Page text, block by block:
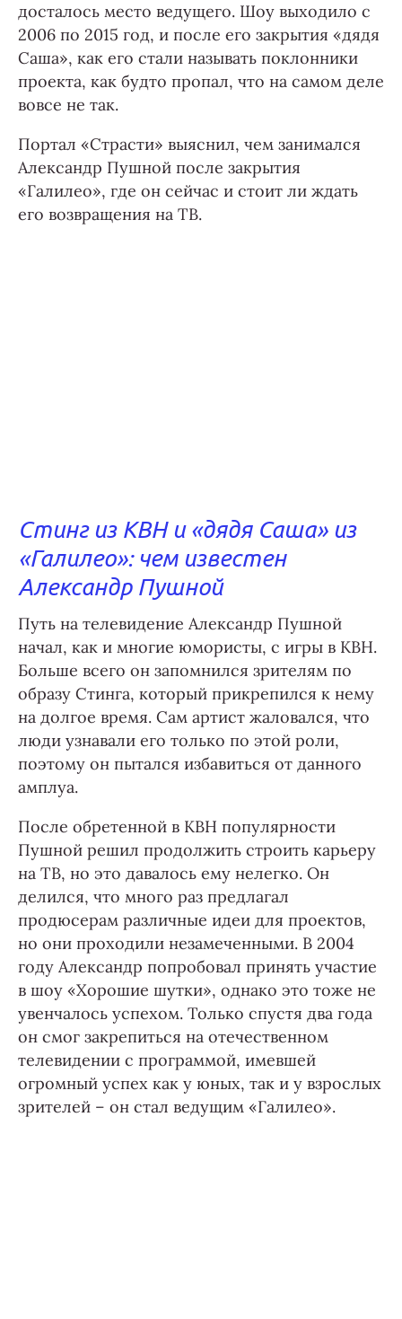
досталось место ведущего. Шоу выходило с
2006 по 2015 год, и после его закрытия «дядя
Саша», как его стали называть поклонники
проекта, как будто пропал, что на самом деле
вовсе не так.
Портал «Страсти» выяснил, чем занимался
Александр Пушной после закрытия
«Галилео», где он сейчас и стоит ли ждать
его возвращения на ТВ.
Стинг из КВН и «дядя Саша» из
«Галилео»: чем известен
Александр Пушной
Путь на телевидение Александр Пушной
начал, как и многие юмористы, с игры в КВН.
Больше всего он запомнился зрителям по
образу Стинга, который прикрепился к нему
на долгое время. Сам артист жаловался, что
люди узнавали его только по этой роли,
поэтому он пытался избавиться от данного
амплуа.
После обретенной в КВН популярности
Пушной решил продолжить строить карьеру
на ТВ, но это давалось ему нелегко. Он
делился, что много раз предлагал
продюсерам различные идеи для проектов,
но они проходили незамеченными. В 2004
году Александр попробовал принять участие
в шоу «Хорошие шутки», однако это тоже не
увенчалось успехом. Только спустя два года
он смог закрепиться на отечественном
телевидении с программой, имевшей
огромный успех как у юных, так и у взрослых
зрителей – он стал ведущим «Галилео».